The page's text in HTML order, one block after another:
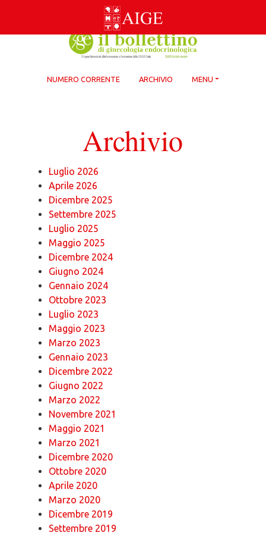
NUMERO CORRENTE ARCHIVIO MENU
Archivio
Luglio 2026
Aprile 2026
Dicembre 2025
Settembre 2025
Luglio 2025
Maggio 2025
Dicembre 2024
Giugno 2024
Gennaio 2024
Ottobre 2023
Luglio 2023
Maggio 2023
Marzo 2023
Gennaio 2023
Dicembre 2022
Giugno 2022
Marzo 2022
Novembre 2021
Maggio 2021
Marzo 2021
Dicembre 2020
Ottobre 2020
Aprile 2020
Marzo 2020
Dicembre 2019
Settembre 2019